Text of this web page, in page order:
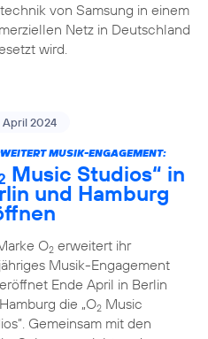
von Samsung in einem
Netz in Deutschland
wird.
April 2024
MUSIK-ENGAGEMENT:
Music Studios“ in
und Hamburg
O2erweitert ihr
Musik-Engagement
Ende April in Berlin
die „O2Music
Gemeinsam mit den